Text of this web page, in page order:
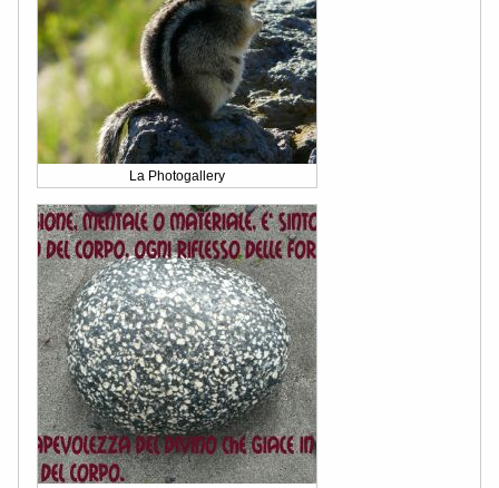
La Photogallery